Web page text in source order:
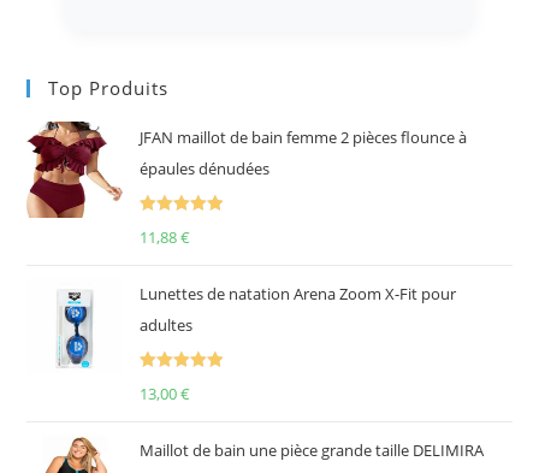
Top Produits
JFAN maillot de bain femme 2 pièces flounce à
épaules dénudées
11,88€
Lunettes de natation Arena Zoom X-Fit pour
adultes
13,00€
Maillot de bain une pièce grande taille DELIMIRA